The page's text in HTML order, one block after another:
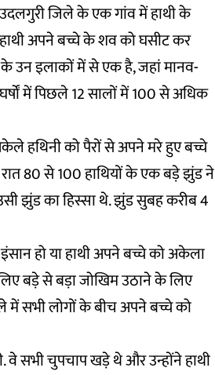
जिले के एक गांव में हाथी के
अपने बच्चे के शव को घसीट कर
उन इलाकों में से एक है, जहां मानव-
में पिछले 12 सालों में 100 से अधिक
हथिनी को पैरों से अपने मरे हुए बच्चे
80 से 100 हाथियों के एक बड़े झुंड ने
झुंड का हिस्सा थे. झुंड सुबह करीब 4
हो या हाथी अपने बच्चे को अकेला
बड़े से बड़ा जोखिम उठाने के लिए
में सभी लोगों के बीच अपने बच्चे को
वे सभी चुपचाप खड़े थे और उन्होंने हाथी